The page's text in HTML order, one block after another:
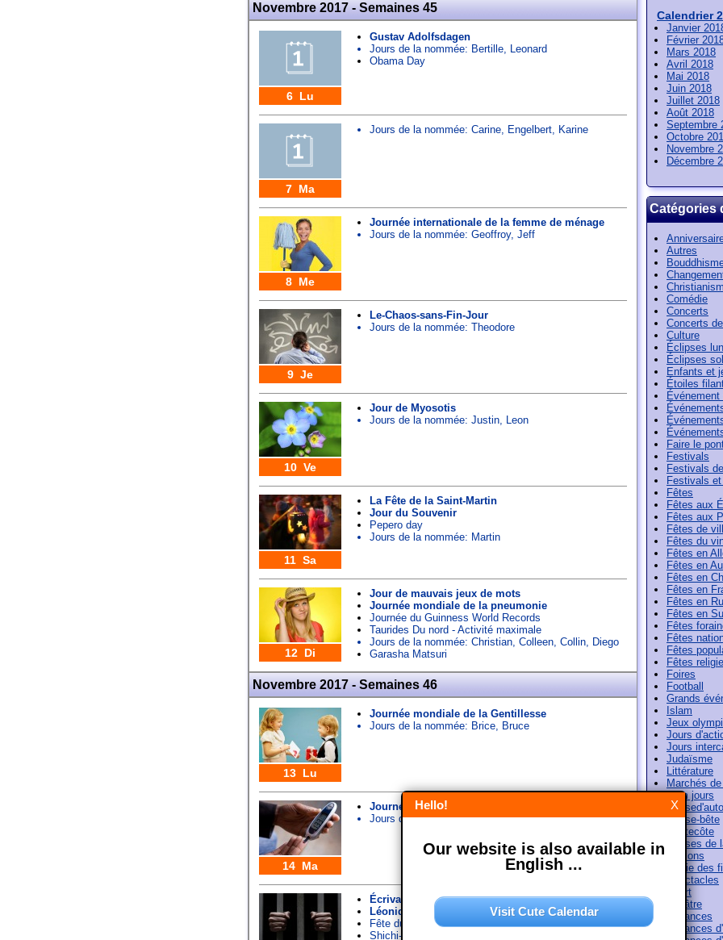
Novembre 2017 - Semaines 45
6 Lu
Gustav Adolfsdagen
Jours de la nommée: Bertille, Leonard
Obama Day
7 Ma
Jours de la nommée: Carine, Engelbert, Karine
8 Me
Journée internationale de la femme de ménage
Jours de la nommée: Geoffroy, Jeff
9 Je
Le-Chaos-sans-Fin-Jour
Jours de la nommée: Theodore
10 Ve
Jour de Myosotis
Jours de la nommée: Justin, Leon
11 Sa
La Fête de la Saint-Martin
Jour du Souvenir
Pepero day
Jours de la nommée: Martin
12 Di
Jour de mauvais jeux de mots
Journée mondiale de la pneumonie
Journée du Guinness World Records
Taurides Du nord - Activité maximale
Jours de la nommée: Christian, Colleen, Collin, Diego
Garasha Matsuri
Novembre 2017 - Semaines 46
13 Lu
Journée mondiale de la Gentillesse
Jours de la nommée: Brice, Bruce
14 Ma
Journée Mondiale du Diabète
Jours de la nommée:Sidoine,Vanessa
Écrivains en Prison Jour
Léonides
Fête du Roi en Belgique
Shichi-go-san
Calendrier
Janvier
Février
Mars 2018
Avril 2018
Mai 2018
Juin 2018
Juillet 2018
Août 2018
Septembre
Octobre
Novembre
Décembre
Catégories
Autres
Comédie
Concerts
Concerts
Culture
Éclipses
Éclipses
Enfants et
Étoiles
Faire le
Festivals
Festivals
Festivals
Fêtes
Fêtes aux
Fêtes aux
Fêtes de
Fêtes du
Fêtes en
Fêtes en
Fêtes en
Fêtes en
Fêtes en
Fêtes en
Fêtes
Fêtes
Fêtes
Fêtes
Foires
Football
Grands
Islam
Jeux
Jours
Jours
Judaïsme
Littérature
Marchés de
Nom jours
Pense-bête
Pentecôte
Phases de
Saisons
Sortie des
Spectacles
Sport
Théâtre
Vacances
Vacances
X
Hello!
Our website is also available in
English ...
Visit Cute Calendar